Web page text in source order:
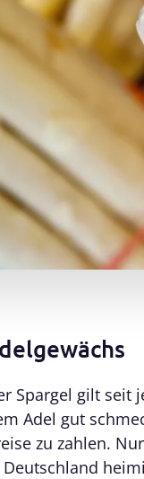
Spargel gilt seit
Adel gut
zu zahlen.